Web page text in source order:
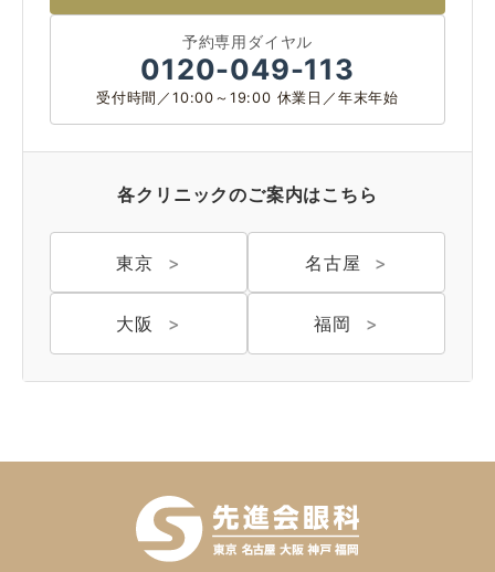
初診時における情報開示に関して
当医院への営業の窓口について
予約専用ダイヤル
0120-049-113
受付時間／10:00～19:00 休業日／年末年始
各クリニックのご案内はこちら
東京 名古屋
大阪 福岡